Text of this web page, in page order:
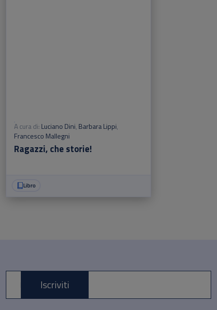
A cura di: Luciano Dini, Barbara Lippi,
Francesco Mallegni
Ragazzi, che storie!
Libro
E-mail *Iscriviti